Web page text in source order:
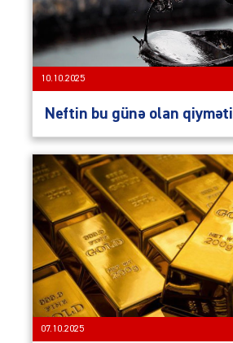
10.10.2025
Neftin bu günə olan qiyməti
07.10.2025